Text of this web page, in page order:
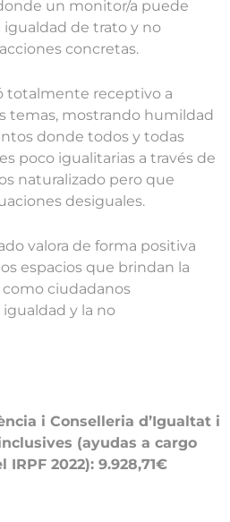
un monitor/a puede
de trato y no
concretas.
totalmente receptivo a
temas, mostrando humildad
donde todos y todas
poco igualitarias a través de
naturalizado pero que
desiguales.
valora de forma positiva
espacios que brindan la
ciudadanos
y la no
i Conselleria d’Igualtat i
(ayudas a cargo
IRPF 2022): 9.928,71€